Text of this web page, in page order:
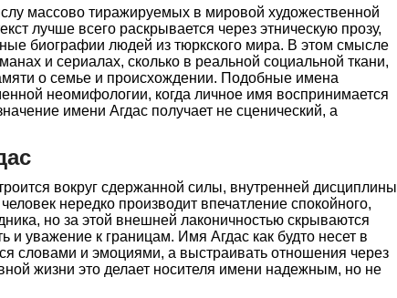
массово тиражируемых в мировой художественной
лучше всего раскрывается через этническую прозу,
биографии людей из тюркского мира. В этом смысле
и сериалах, сколько в реальной социальной ткани,
о семье и происхождении. Подобные имена
неомифологии, когда личное имя воспринимается
имени Агдас получает не сценический, а
вокруг сдержанной силы, внутренней дисциплины
нередко производит впечатление спокойного,
но за этой внешней лаконичностью скрываются
и уважение к границам. Имя Агдас как будто несет в
словами и эмоциями, а выстраивать отношения через
жизни это делает носителя имени надежным, но не